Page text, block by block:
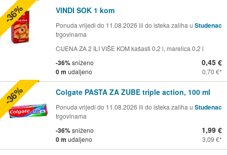
VINDI SOK 1 kom
Ponuda vrijedi do 11.08.2026 ili do isteka zaliha u Studenac
trgovinama
CIJENA ZA 2 ILI VIŠE KOM kašasti 0,2 l, marelica 0,2 l
-36%sniženo
0 m udaljeno
0,45 €
0,70 €
-36%
Colgate PASTA ZA ZUBE triple action, 100 ml
Ponuda vrijedi do 11.08.2026 ili do isteka zaliha u Studenac
trgovinama
-36%sniženo
0 m udaljeno
1,99 €
3,09 €
-36%